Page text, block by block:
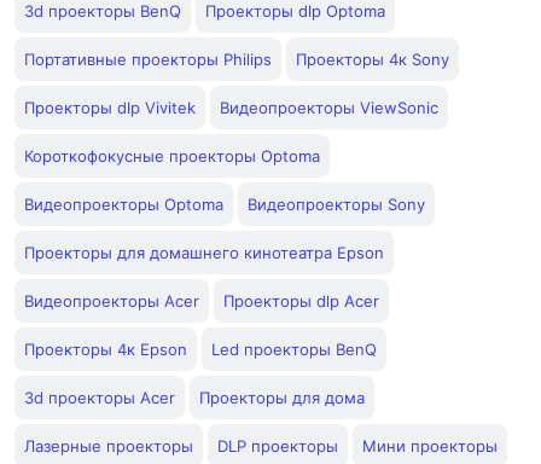
3d проекторы BenQ Проекторы dlp Optoma
Портативные проекторы Philips Проекторы 4к Sony
Проекторы dlp Vivitek Видеопроекторы ViewSonic
Короткофокусные проекторы Optoma
Видеопроекторы Optoma Видеопроекторы Sony
Проекторы для домашнего кинотеатра Epson
Видеопроекторы Acer Проекторы dlp Acer
Проекторы 4к Epson Led проекторы BenQ
3d проекторы Acer Проекторы для дома
Лазерные проекторы DLP проекторы Мини проекторы